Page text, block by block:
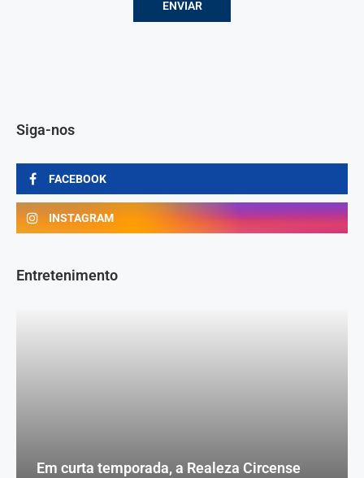
Siga-nos
FACEBOOK
INSTAGRAM
Entretenimento
Em curta temporada, a Realeza Circense